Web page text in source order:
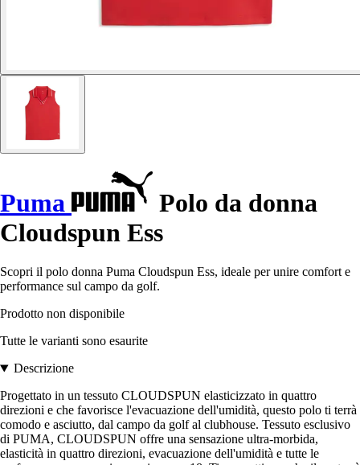
Puma
Polo da donna
Cloudspun Ess
Scopri il polo donna Puma Cloudspun Ess, ideale per unire comfort e
performance sul campo da golf.
Prodotto non disponibile
Tutte le varianti sono esaurite
Descrizione
Progettato in un tessuto CLOUDSPUN elasticizzato in quattro
direzioni e che favorisce l'evacuazione dell'umidità, questo polo ti terrà
comodo e asciutto, dal campo da golf al clubhouse. Tessuto esclusivo
di PUMA, CLOUDSPUN offre una sensazione ultra-morbida,
elasticità in quattro direzioni, evacuazione dell'umidità e tutte le